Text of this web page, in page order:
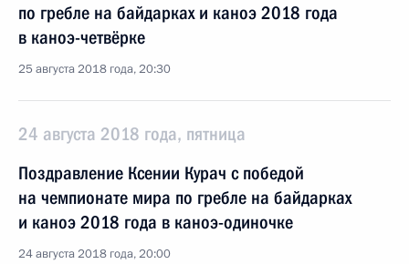
по гребле на байдарках и каноэ 2018 года
в каноэ-четвёрке
25 августа 2018 года, 20:30
24 августа 2018 года, пятница
Поздравление Ксении Курач с победой
на чемпионате мира по гребле на байдарках
и каноэ 2018 года в каноэ-одиночке
24 августа 2018 года, 20:00